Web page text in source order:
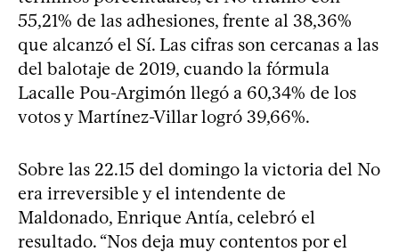
55,21% de las adhesiones, frente al 38,36%
que alcanzó el Sí. Las cifras son cercanas a las
del balotaje de 2019, cuando la fórmula
Lacalle Pou-Argimón llegó a 60,34% de los
votos y Martínez-Villar logró 39,66%.
Sobre las 22.15 del domingo la victoria del No
era irreversible y el intendente de
Maldonado, Enrique Antía, celebró el
resultado. “Nos deja muy contentos por el